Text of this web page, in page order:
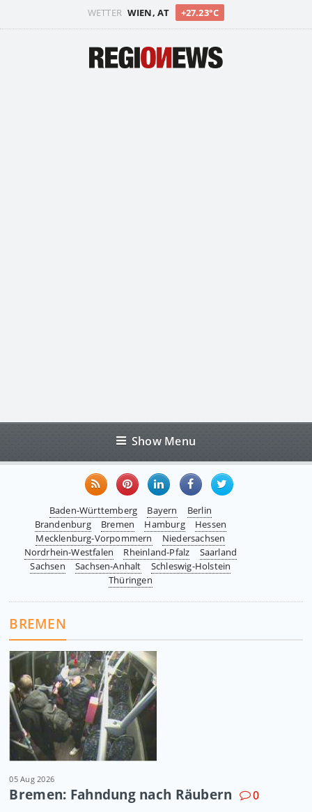
WETTER WIEN, AT +27.23°C
Show Menu
Baden-Württemberg Bayern
Berlin
Brandenburg
Bremen Hamburg
Hessen
Mecklenburg-Vorpommern
Niedersachsen
Nordrhein-Westfalen
Rheinland-Pfalz
Saarland
Sachsen
Sachsen-Anhalt
Schleswig-Holstein
Thüringen
BREMEN
05 Aug 2026
Bremen: Fahndung nach Räubern 0